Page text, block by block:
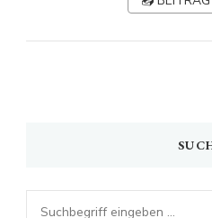
Looking